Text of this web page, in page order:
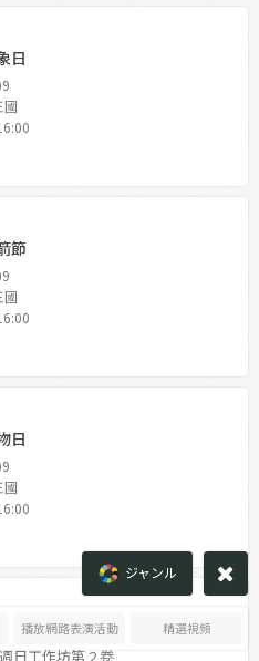
日
國
節
國
日
國
舞蹈 ♪ 谷町前」
日工作坊第 2 卷
ジャンル
播放網路表演活動 精選視頻